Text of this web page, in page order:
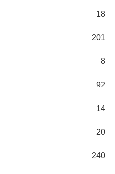
18
201
8
92
14
20
240